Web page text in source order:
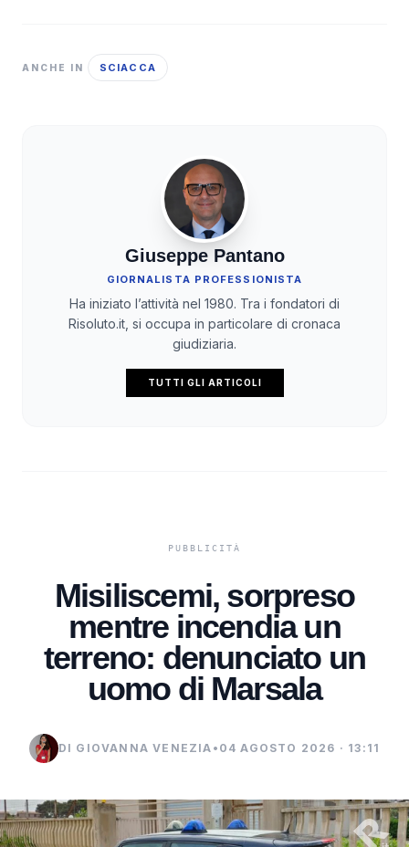
ANCHE IN SCIACCA
Giuseppe Pantano
GIORNALISTA PROFESSIONISTA
Ha iniziato l’attività nel 1980. Tra i fondatori di
Risoluto.it, si occupa in particolare di cronaca
giudiziaria.
TUTTI GLI ARTICOLI
Misiliscemi, sorpreso
mentre incendia un
terreno: denunciato un
uomo di Marsala
DI GIOVANNA VENEZIA • 04 AGOSTO 2026 · 13:11